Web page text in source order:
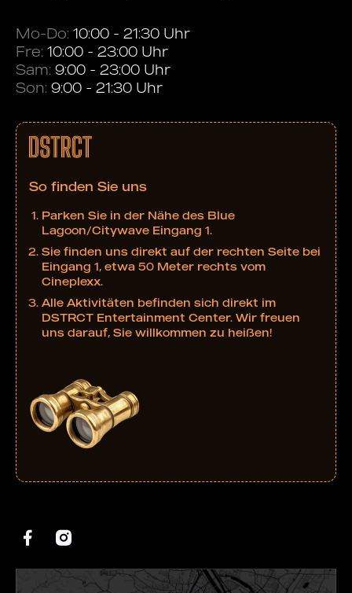
Mo-Do: 10:00 - 21:30 Uhr
Fre: 10:00 - 23:00 Uhr
Sam: 9:00 - 23:00 Uhr
Son: 9:00 - 21:30 Uhr
So finden Sie uns
Parken Sie in der Nähe des Blue
Lagoon/Citywave Eingang 1.
Sie finden uns direkt auf der rechten Seite bei
Eingang 1, etwa 50 Meter rechts vom
Cineplexx.
Alle Aktivitäten befinden sich direkt im
DSTRCT Entertainment Center. Wir freuen
uns darauf, Sie willkommen zu heißen!